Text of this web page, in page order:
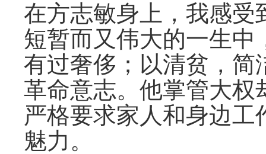
在方志敏身上，我感受
短暂而又伟大的一生中
有过奢侈；以清贫，简
革命意志。他掌管大权
严格要求家人和身边
魅力。